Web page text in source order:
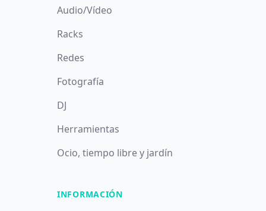
Audio/Vídeo
Racks
Redes
Fotografía
DJ
Herramientas
Ocio, tiempo libre y jardín
INFORMACIÓN